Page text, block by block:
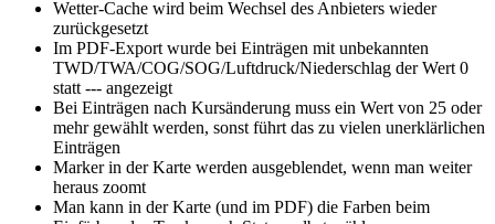
Wetter-Cache wird beim Wechsel des Anbieters wieder
zurückgesetzt
Im PDF-Export wurde bei Einträgen mit unbekannten
TWD/TWA/COG/SOG/Luftdruck/Niederschlag der Wert 0
statt --- angezeigt
Bei Einträgen nach Kursänderung muss ein Wert von 25 oder
mehr gewählt werden, sonst führt das zu vielen unerklärlichen
Einträgen
Marker in der Karte werden ausgeblendet, wenn man weiter
heraus zoomt
Man kann in der Karte (und im PDF) die Farben beim